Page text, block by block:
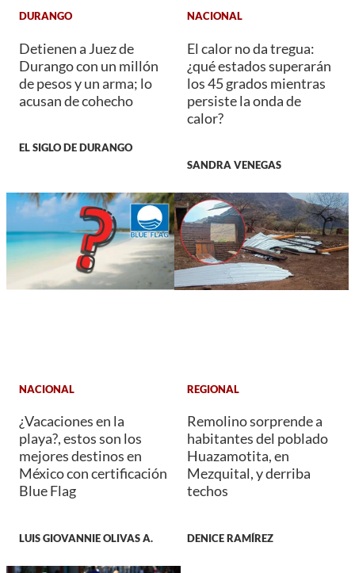
DURANGO
Detienen a Juez de
Durango con un millón
de pesos y un arma; lo
acusan de cohecho
EL SIGLO DE DURANGO
NACIONAL
El calor no da tregua:
¿qué estados superarán
los 45 grados mientras
persiste la onda de
calor?
SANDRA VENEGAS
NACIONAL
¿Vacaciones en la
playa?, estos son los
mejores destinos en
México con certificación
Blue Flag
LUIS GIOVANNIE OLIVAS A.
REGIONAL
Remolino sorprende a
habitantes del poblado
Huazamotita, en
Mezquital, y derriba
techos
DENICE RAMÍREZ